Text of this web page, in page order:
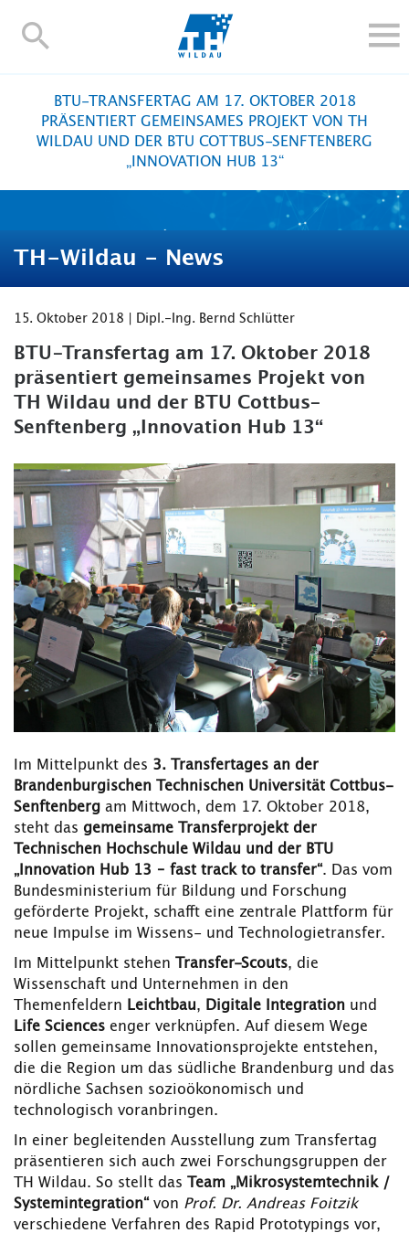
TH-
IM STUDIUM
FORSCHUNG UND TRANSFER
BESCHÄFTIGTE
BTU-TRANSFERTAG AM 17. OKTOBER 2018
PRÄSENTIERT GEMEINSAMES PROJEKT VON TH
WILDAU UND DER BTU COTTBUS-SENFTENBERG
„INNOVATION HUB 13“
TH-Wildau - News
15. Oktober 2018 | Dipl.-Ing. Bernd Schlütter
BTU-Transfertag am 17. Oktober 2018
präsentiert gemeinsames Projekt von
TH Wildau und der BTU Cottbus-
Senftenberg „Innovation Hub 13“
Im Mittelpunkt des 3. Transfertages an der
Brandenburgischen Technischen Universität Cottbus-
Senftenberg am Mittwoch, dem 17. Oktober 2018,
steht das gemeinsame Transferprojekt der
Technischen Hochschule Wildau und der BTU
„Innovation Hub 13 – fast track to transfer“. Das vom
Bundesministerium für Bildung und Forschung
geförderte Projekt, schafft eine zentrale Plattform für
neue Impulse im Wissens- und Technologietransfer.
Im Mittelpunkt stehen Transfer-Scouts, die
Wissenschaft und Unternehmen in den
Themenfeldern Leichtbau, Digitale Integration und
Life Sciences enger verknüpfen. Auf diesem Wege
sollen gemeinsame Innovationsprojekte entstehen,
die die Region um das südliche Brandenburg und das
nördliche Sachsen sozioökonomisch und
technologisch voranbringen.
In einer begleitenden Ausstellung zum Transfertag
präsentieren sich auch zwei Forschungsgruppen der
TH Wildau. So stellt das Team „Mikrosystemtechnik /
Systemintegration“von Prof. Dr. Andreas Foitzik
verschiedene Verfahren des Rapid Prototypings vor,